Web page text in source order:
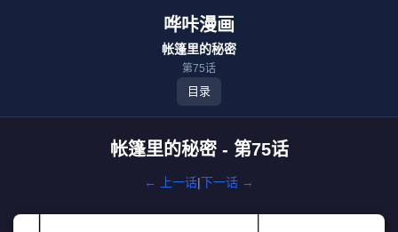
哗咔漫画
帐篷里的秘密
第75话
目录
帐篷里的秘密 - 第75话
← 上一话|下一话 →